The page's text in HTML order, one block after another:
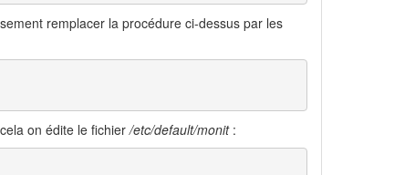
remplacer la procédure ci-dessus par les
on édite le fichier/etc/default/monit: